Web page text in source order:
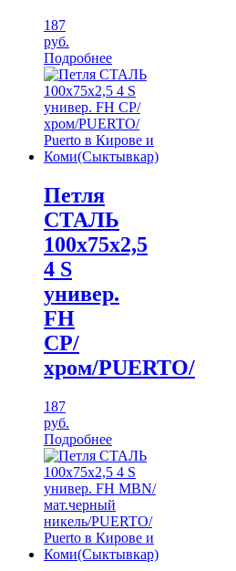
187
руб.
Подробнее
Петля
СТАЛЬ
100х75х2,5
4 S
универ.
FH
CP/
хром/PUERTO/
187
руб.
Подробнее